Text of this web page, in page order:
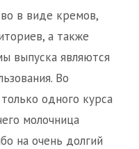
в виде кремов,
а также
выпуска являются
Во
одного курса
молочница
на очень долгий